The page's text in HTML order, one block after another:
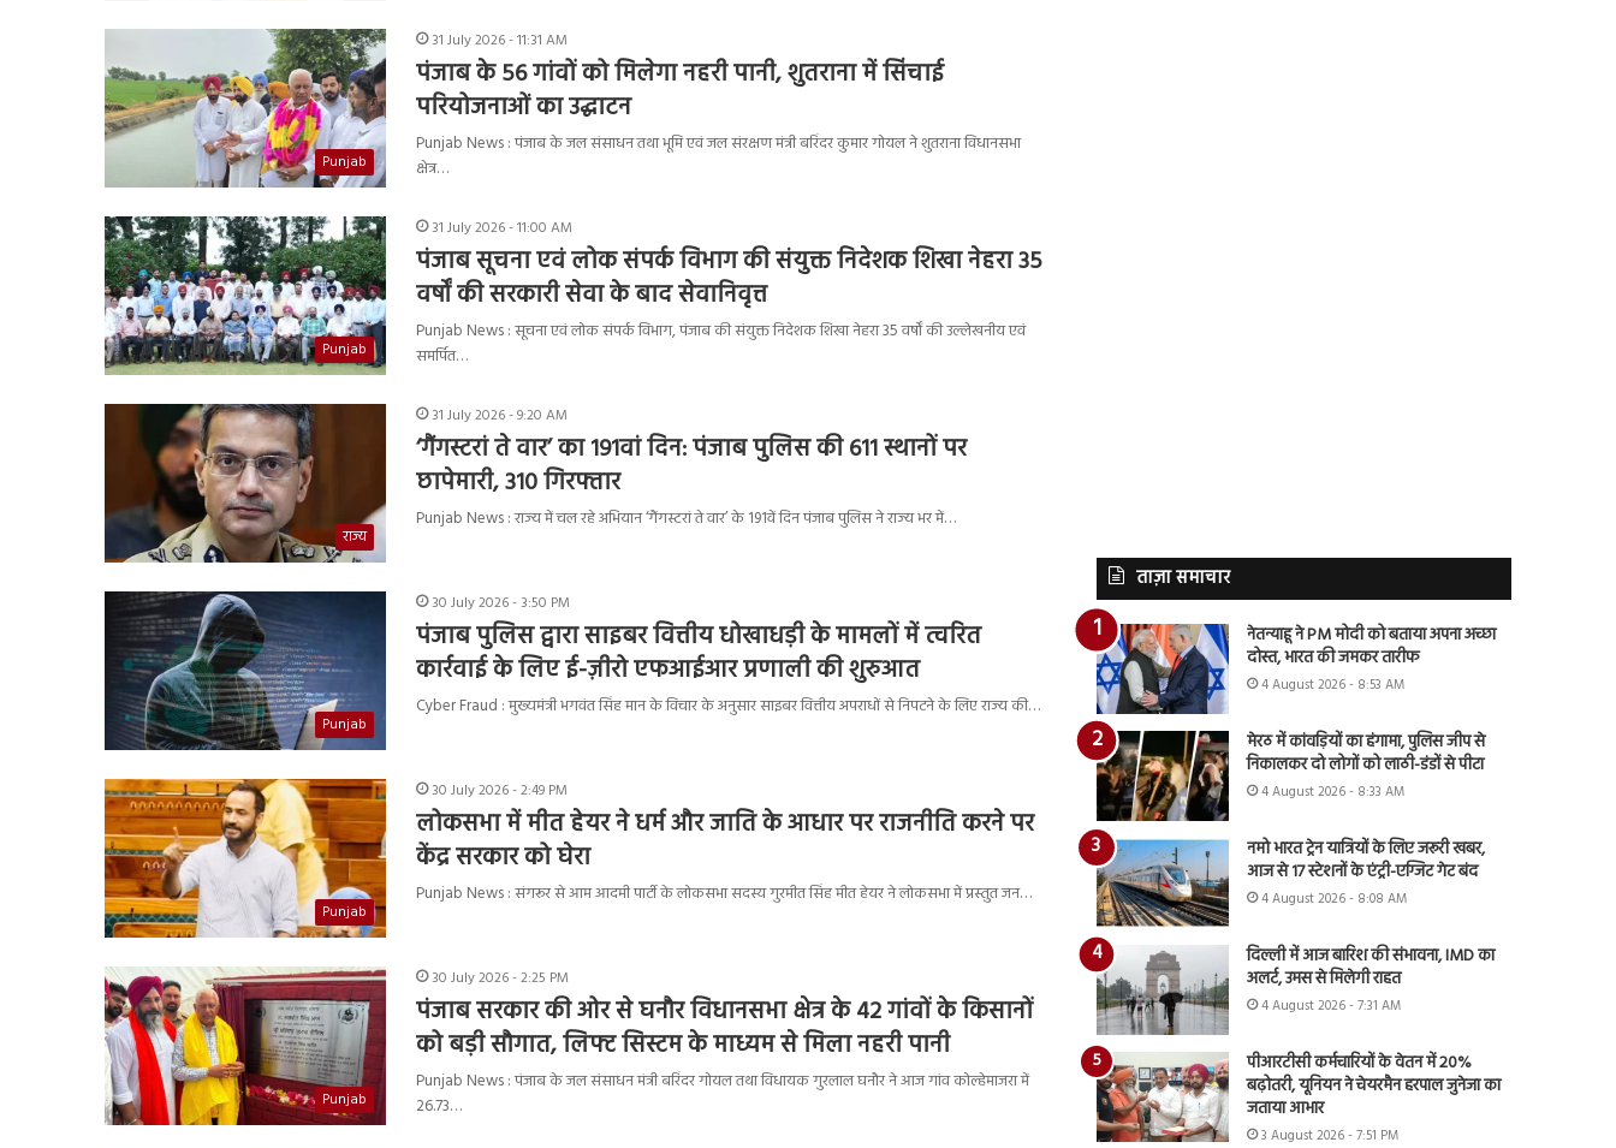
Punjab
31 July 2026 - 11:31 AM
पंजाब के 56 गांवों को मिलेगा नहरी पानी, शुतराना में सिंचाई
परियोजनाओं का उद्घाटन
Punjab News : पंजाब के जल संसाधन तथा भूमि एवं जल संरक्षण मंत्री बरिंदर कुमार गोयल ने शुतराना विधानसभा
क्षेत्र…
Punjab
31 July 2026 - 11:00 AM
पंजाब सूचना एवं लोक संपर्क विभाग की संयुक्त निदेशक शिखा नेहरा 35
वर्षों की सरकारी सेवा के बाद सेवानिवृत्त
Punjab News : सूचना एवं लोक संपर्क विभाग, पंजाब की संयुक्त निदेशक शिखा नेहरा 35 वर्षों की उल्लेखनीय एवं
समर्पित…
राज्य
31 July 2026 - 9:20 AM
‘गैंगस्टरां ते वार’ का 191वां दिन: पंजाब पुलिस की 611 स्थानों पर
छापेमारी, 310 गिरफ्तार
Punjab News : राज्य में चल रहे अभियान ‘गैंगस्टरां ते वार’ के 191वें दिन पंजाब पुलिस ने राज्य भर में…
Punjab
30 July 2026 - 3:50 PM
पंजाब पुलिस द्वारा साइबर वित्तीय धोखाधड़ी के मामलों में त्वरित
कार्रवाई के लिए ई-ज़ीरो एफआईआर प्रणाली की शुरुआत
Cyber Fraud : मुख्यमंत्री भगवंत सिंह मान के विचार के अनुसार साइबर वित्तीय अपराधों से निपटने के लिए राज्य की…
Punjab
30 July 2026 - 2:49 PM
लोकसभा में मीत हेयर ने धर्म और जाति के आधार पर राजनीति करने पर
केंद्र सरकार को घेरा
Punjab News : संगरूर से आम आदमी पार्टी के लोकसभा सदस्य गुरमीत सिंह मीत हेयर ने लोकसभा में प्रस्तुत जन…
Punjab
30 July 2026 - 2:25 PM
पंजाब सरकार की ओर से घनौर विधानसभा क्षेत्र के 42 गांवों के किसानों
को बड़ी सौगात, लिफ्ट सिस्टम के माध्यम से मिला नहरी पानी
Punjab News : पंजाब के जल संसाधन मंत्री बरिंदर गोयल तथा विधायक गुरलाल घनौर ने आज गांव कोल्हेमाजरा में
26.73…
ताज़ा समाचार
नेतन्याहू ने PM मोदी को बताया अपना अच्छा
दोस्त, भारत की जमकर तारीफ
4 August 2026 - 8:53 AM
मेरठ में कांवड़ियों का हंगामा, पुलिस जीप से
निकालकर दो लोगों को लाठी-डंडों से पीटा
4 August 2026 - 8:33 AM
नमो भारत ट्रेन यात्रियों के लिए जरूरी खबर,
आज से 17 स्टेशनों के एंट्री-एग्जिट गेट बंद
4 August 2026 - 8:08 AM
दिल्ली में आज बारिश की संभावना, IMD का
अलर्ट, उमस से मिलेगी राहत
4 August 2026 - 7:31 AM
पीआरटीसी कर्मचारियों के वेतन में 20%
बढ़ोतरी, यूनियन ने चेयरमैन हरपाल जुनेजा का
जताया आभार
3 August 2026 - 7:51 PM